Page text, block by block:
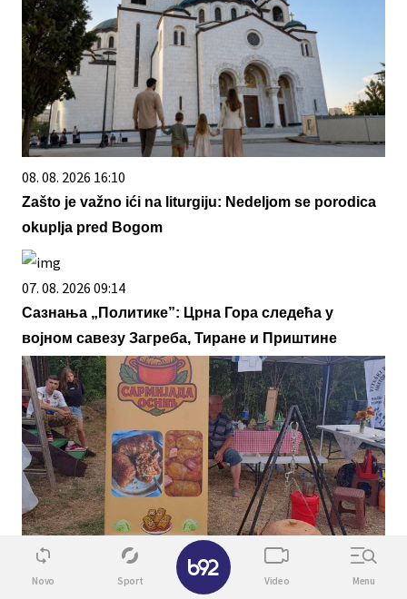
08. 08. 2026 16:10
Zašto je važno ići na liturgiju: Nedeljom se porodica
okuplja pred Bogom
07. 08. 2026 09:14
Сазнања „Политике”: Црна Гора следећа у
војном савезу Загреба, Тиране и Приштине
08. 08. 2026 14:44
Kриви Вир најбољи на другој Сармијади у
Novo Sport Video Menu
✕